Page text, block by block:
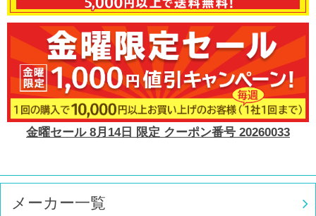
金曜セール 8月14日 限定 クーポン番号 20260033
メーカー一覧